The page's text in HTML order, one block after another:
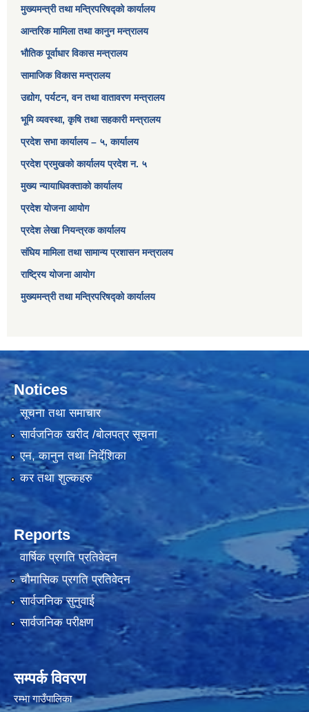
मुख्यमन्त्री तथा मन्त्रिपरिषद्को कार्यालय
आन्तरिक मामिला तथा कानुन मन्त्रालय
भौतिक पूर्वाधार विकास मन्त्रालय
सामाजिक विकास मन्त्रालय
उद्योग, पर्यटन, वन तथा वातावरण मन्त्रालय
भूमि व्यवस्था, कृषि तथा सहकारी मन्त्रालय
प्रदेश सभा कार्यालय – ५, कार्यालय
प्रदेश प्रमुखको कार्यालय प्रदेश न. ५
मुख्य न्यायाधिवक्ताको कार्यालय
प्रदेश योजना आयोग
प्रदेश लेखा नियन्त्रक कार्यालय
संघिय मामिला तथा सामान्य प्रशासन मन्त्रालय
राष्ट्रिय योजना आयोग
मुख्यमन्त्री तथा मन्त्रिपरिषद्को कार्यालय
Notices
सूचना तथा समाचार
सार्वजनिक खरीद /बोलपत्र सूचना
एन, कानुन तथा निर्देशिका
कर तथा शुल्कहरु
Reports
वार्षिक प्रगति प्रतिवेदन
चौमासिक प्रगति प्रतिवेदन
सार्वजनिक सुनुवाई
सार्वजनिक परीक्षण
सम्पर्क विवरण
रम्भा गाउँपालिका